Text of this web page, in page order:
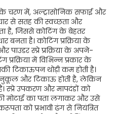
चरण में, अल्ट्रासोनिक सफाई और
से सतह की स्वच्छता और
है, जिससे कोटिंग के बेहतर
है। कोटिंग प्रक्रिया के
पाउडर स्प्रे प्रक्रिया के अपने-
में विभिन्न प्रकार के
टिकाऊपन थोड़ी कम होती है।
अनुकूल और टिकाऊ होती है, लेकिन
स्प्रे उपकरण और मापदंडों को
का पता लगाकर और उसे
को प्रभावी ढंग से नियंत्रित